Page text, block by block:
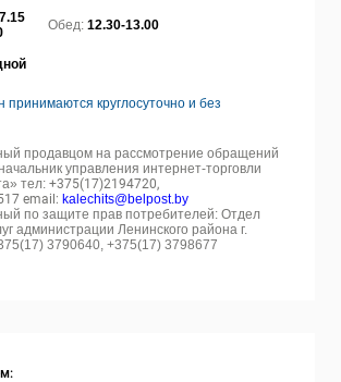
Обед: 12.30-13.00
принимаются круглосуточно и без
продавцом на рассмотрение обращений
управления интернет-торговли
тел: +375(17)2194720,
email: kalechits@belpost.by
по защите прав потребителей: Отдел
администрации Ленинского района г.
3790640, +375(17) 3798677